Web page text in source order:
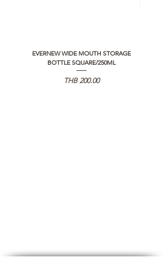
EVERNEW WIDE MOUTH STORAGE
BOTTLE SQUARE/250ML
価格
THB 200.00